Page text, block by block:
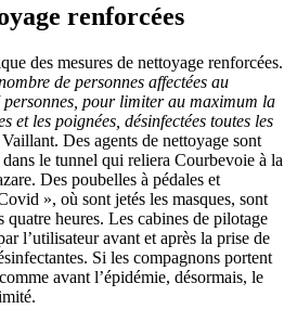
renforcées
des mesures de nettoyage renforcées.
de personnes affectées au
pour limiter au maximum la
et les poignées, désinfectées toutes les
Des agents de nettoyage sont
le tunnel qui reliera Courbevoie à la
Des poubelles à pédales et
», où sont jetés les masques, sont
quatre heures. Les cabines de pilotage
l’utilisateur avant et après la prise de
Si les compagnons portent
avant l’épidémie, désormais, le